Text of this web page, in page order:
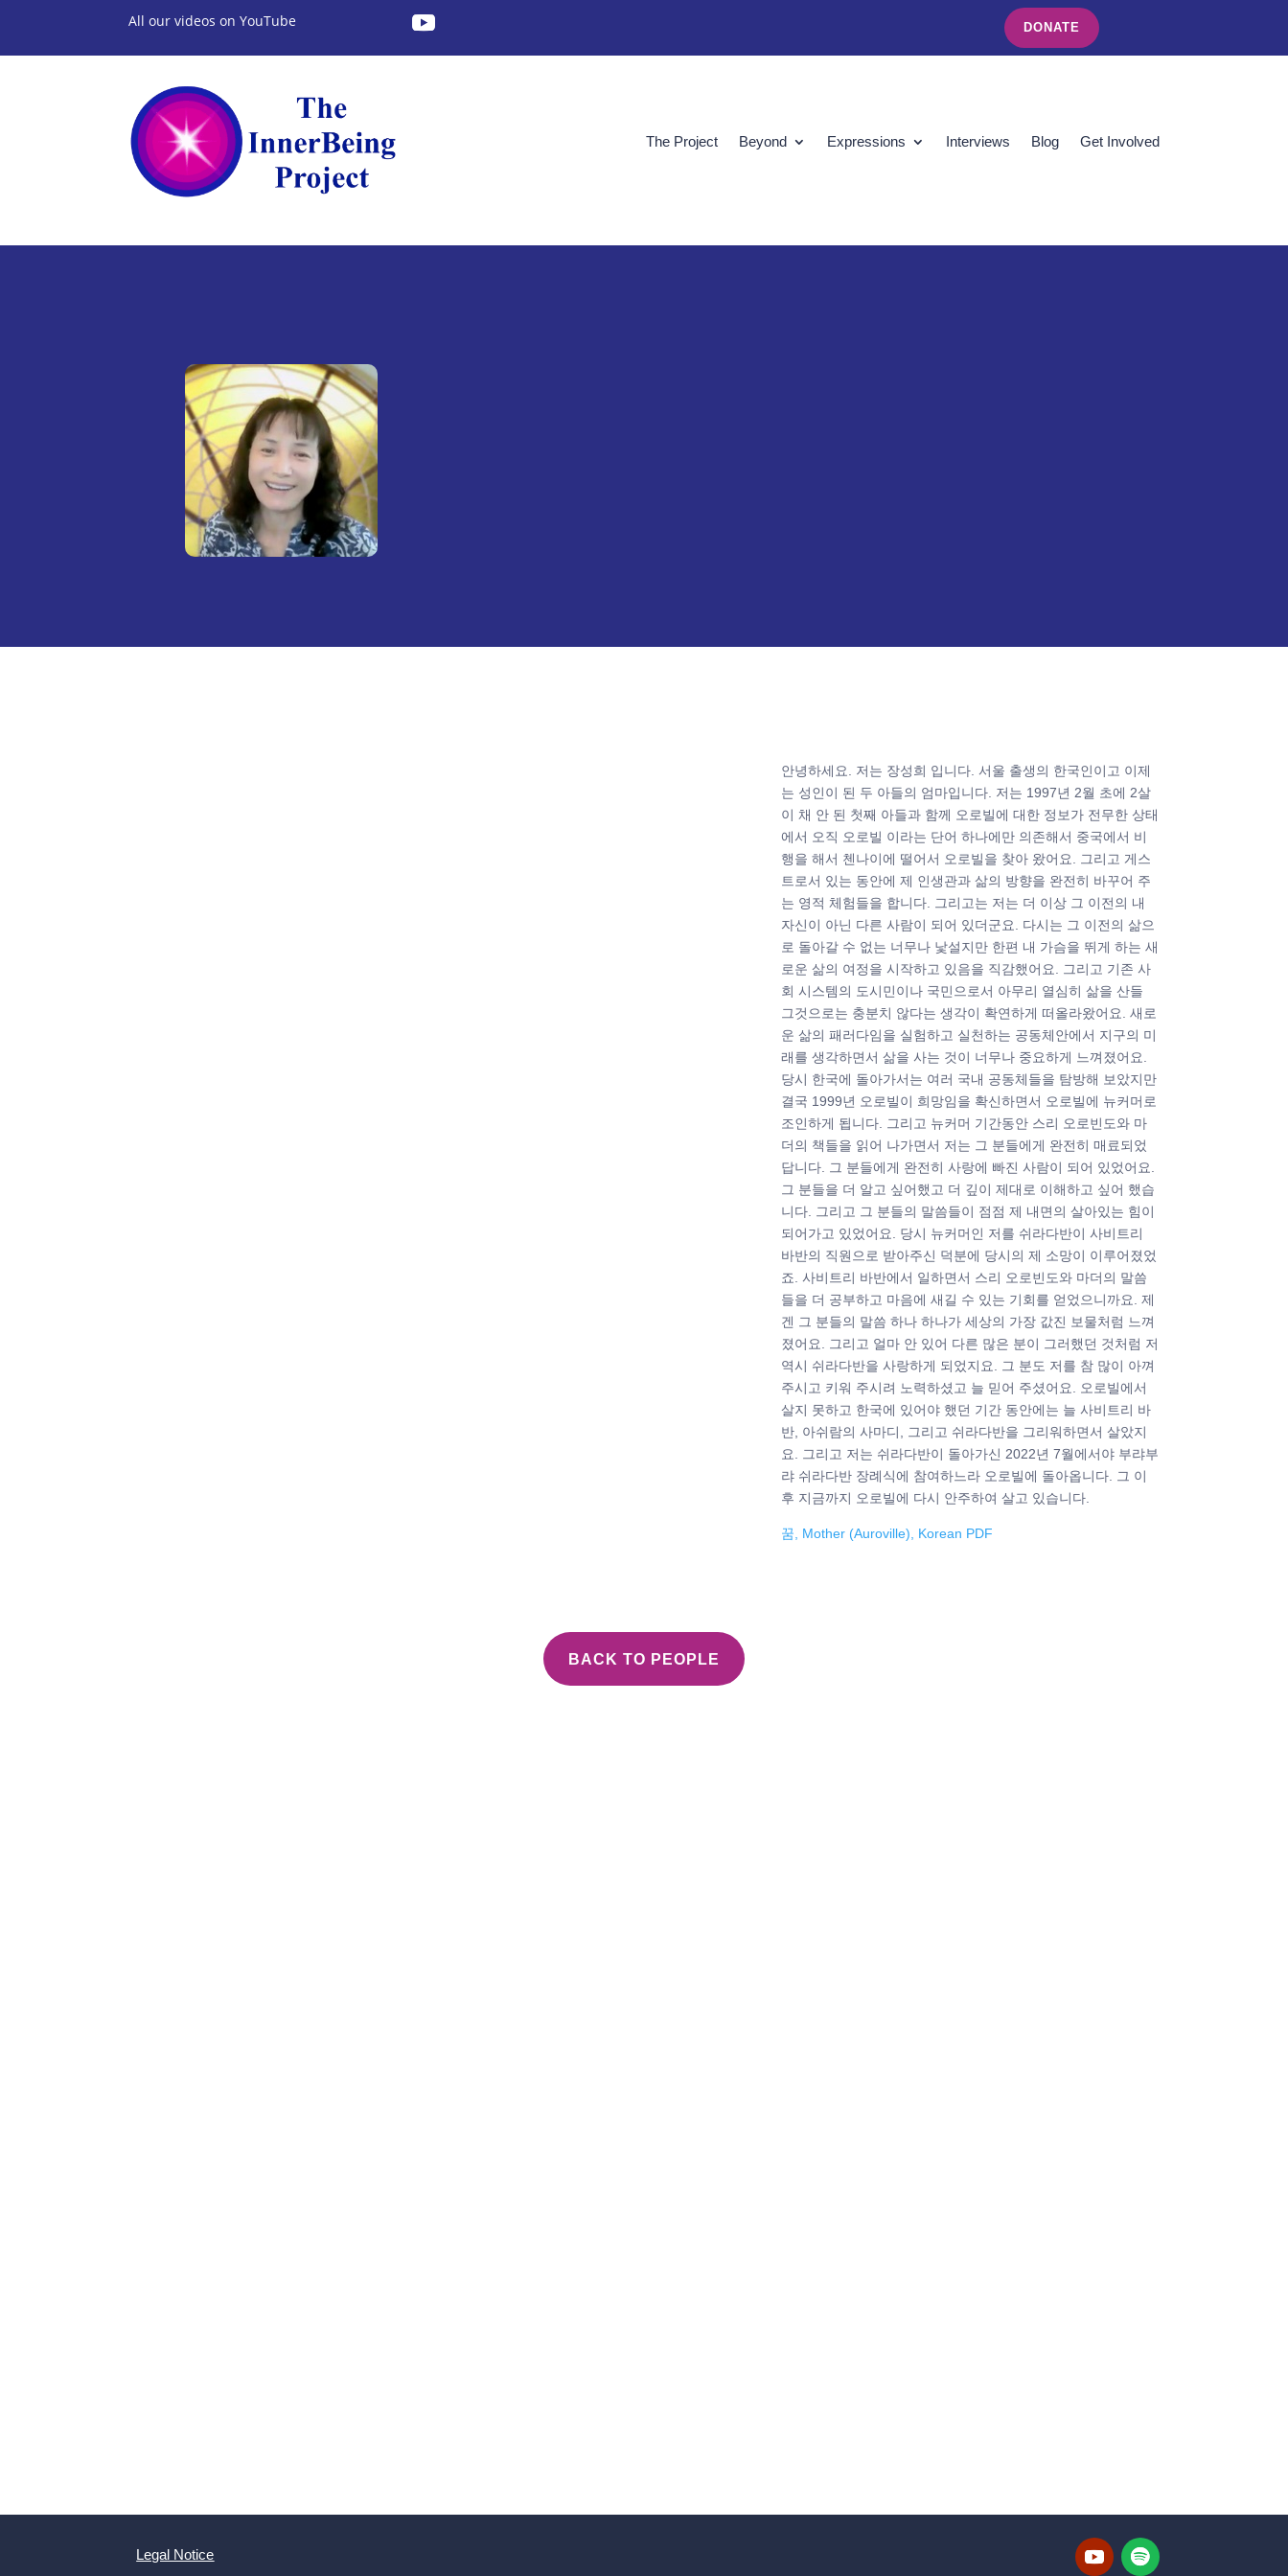
All our videos on YouTube DONATE
The Project Beyond Expressions Interviews Blog Get Involved
안녕하세요. 저는 장성희 입니다. 서울 출생의 한국인이고 이제
는 성인이 된 두 아들의 엄마입니다. 저는 1997년 2월 초에 2살
이 채 안 된 첫째 아들과 함께 오로빌에 대한 정보가 전무한 상태
에서 오직 오로빌 이라는 단어 하나에만 의존해서 중국에서 비
행을 해서 첸나이에 떨어서 오로빌을 찾아 왔어요. 그리고 게스
트로서 있는 동안에 제 인생관과 삶의 방향을 완전히 바꾸어 주
는 영적 체험들을 합니다. 그리고는 저는 더 이상 그 이전의 내
자신이 아닌 다른 사람이 되어 있더군요. 다시는 그 이전의 삶으
로 돌아갈 수 없는 너무나 낯설지만 한편 내 가슴을 뛰게 하는 새
로운 삶의 여정을 시작하고 있음을 직감했어요. 그리고 기존 사
회 시스템의 도시민이나 국민으로서 아무리 열심히 삶을 산들
그것으로는 충분치 않다는 생각이 확연하게 떠올라왔어요. 새로
운 삶의 패러다임을 실험하고 실천하는 공동체안에서 지구의 미
래를 생각하면서 삶을 사는 것이 너무나 중요하게 느껴졌어요.
당시 한국에 돌아가서는 여러 국내 공동체들을 탐방해 보았지만
결국 1999년 오로빌이 희망임을 확신하면서 오로빌에 뉴커머로
조인하게 됩니다. 그리고 뉴커머 기간동안 스리 오로빈도와 마
더의 책들을 읽어 나가면서 저는 그 분들에게 완전히 매료되었
답니다. 그 분들에게 완전히 사랑에 빠진 사람이 되어 있었어요.
그 분들을 더 알고 싶어했고 더 깊이 제대로 이해하고 싶어 했습
니다. 그리고 그 분들의 말씀들이 점점 제 내면의 살아있는 힘이
되어가고 있었어요. 당시 뉴커머인 저를 쉬라다반이 사비트리
바반의 직원으로 받아주신 덕분에 당시의 제 소망이 이루어졌었
죠. 사비트리 바반에서 일하면서 스리 오로빈도와 마더의 말씀
들을 더 공부하고 마음에 새길 수 있는 기회를 얻었으니까요. 제
겐 그 분들의 말씀 하나 하나가 세상의 가장 값진 보물처럼 느껴
졌어요. 그리고 얼마 안 있어 다른 많은 분이 그러했던 것처럼 저
역시 쉬라다반을 사랑하게 되었지요. 그 분도 저를 참 많이 아껴
주시고 키워 주시려 노력하셨고 늘 믿어 주셨어요. 오로빌에서
살지 못하고 한국에 있어야 했던 기간 동안에는 늘 사비트리 바
반, 아쉬람의 사마디, 그리고 쉬라다반을 그리워하면서 살았지
요. 그리고 저는 쉬라다반이 돌아가신 2022년 7월에서야 부랴부
랴 쉬라다반 장례식에 참여하느라 오로빌에 돌아옵니다. 그 이
후 지금까지 오로빌에 다시 안주하여 살고 있습니다.
꿈, Mother (Auroville), Korean PDF
BACK TO PEOPLE
Legal Notice